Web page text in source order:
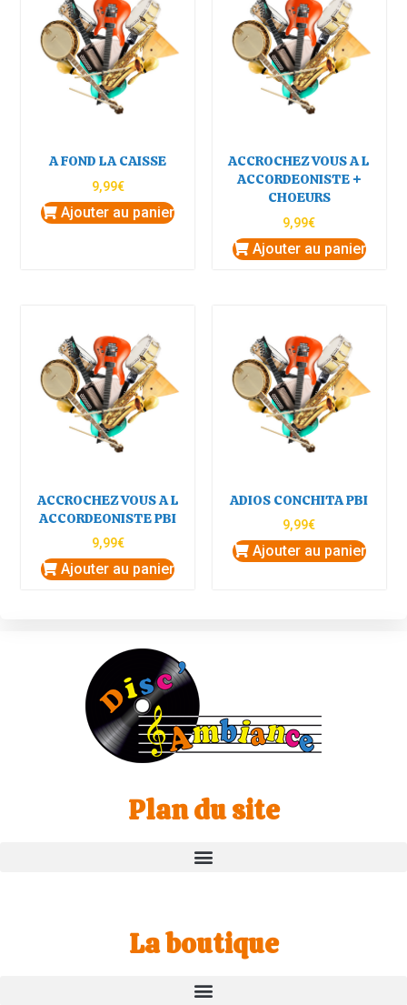
A FOND LA CAISSE
9,99€
Ajouter au panier
ACCROCHEZ VOUS A L
ACCORDEONISTE +
CHOEURS
9,99€
Ajouter au panier
ACCROCHEZ VOUS A L
ACCORDEONISTE PBI
9,99€
Ajouter au panier
ADIOS CONCHITA PBI
9,99€
Ajouter au panier
Plan du site
La boutique